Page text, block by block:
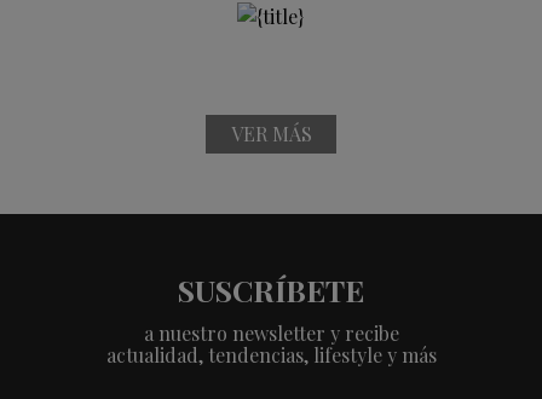
VER MÁS
SUSCRÍBETE
a nuestro newsletter y recibe
actualidad, tendencias, lifestyle y más